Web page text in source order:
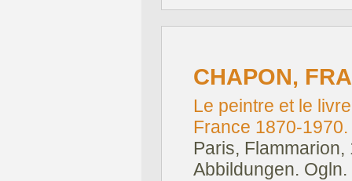
CHAPON,
Le peintre et le
France 1870-1970.
Paris, Flammarion,
Abbildungen.